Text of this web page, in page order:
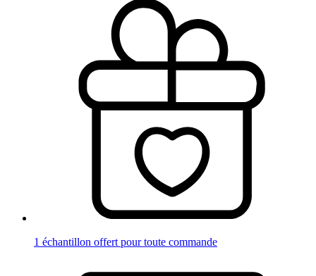
1 échantillon offert pour toute commande